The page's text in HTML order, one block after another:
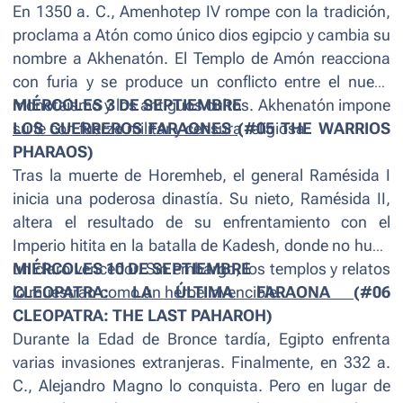
En 1350 a. C., Amenhotep IV rompe con la tradición,
proclama a Atón como único dios egipcio y cambia su
nombre a Akhenatón. El Templo de Amón reacciona
con furia y se produce un conflicto entre el nuevo
monoteísmo y los antiguos cultos. Akhenatón impone
su fe con fuerza militar y censura religiosa.
MIÉRCOLES 3 DE SEPTIEMBRE
LOS GUERREROS FARAONES(#05 THE WARRIOS
PHARAOS)
Tras la muerte de Horemheb, el general Ramésida I
inicia una poderosa dinastía. Su nieto, Ramésida II,
altera el resultado de su enfrentamiento con el
Imperio hitita en la batalla de Kadesh, donde no hubo
un claro vencedor. Sin embargo, los templos y relatos
lo muestran como un héroe invencible.
MIÉRCOLES 10 DE SEPTIEMBRE
CLEOPATRA: LA ÚLTIMA FARAONA (#06
CLEOPATRA: THE LAST PAHAROH)
Durante la Edad de Bronce tardía, Egipto enfrenta
varias invasiones extranjeras. Finalmente, en 332 a.
C., Alejandro Magno lo conquista. Pero en lugar de